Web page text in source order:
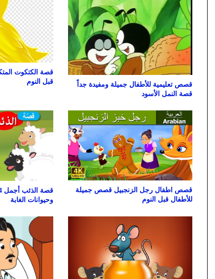
قصص تعليمية للأطفال جميلة ومفيدة جداً
قصة النمل الأسود
قصة الكتكوت
قبل النوم
قصص اطفال رجل الزنجبيل قصص جميلة
للأطفال قبل النوم
وحيوانات الغابة